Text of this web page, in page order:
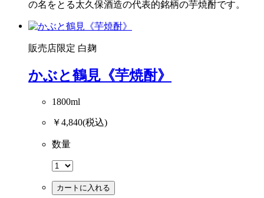
の名をとる太久保酒造の代表的銘柄の芋焼酎です。
販売店限定 白麹
かぶと鶴見《芋焼酎》
1800ml
￥4,840(税込)
数量
カートに入れる